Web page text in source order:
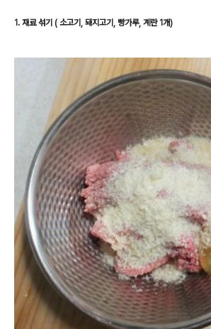
1. 재료 섞기 ( 소고기, 돼지고기, 빵가루, 계란 1개)